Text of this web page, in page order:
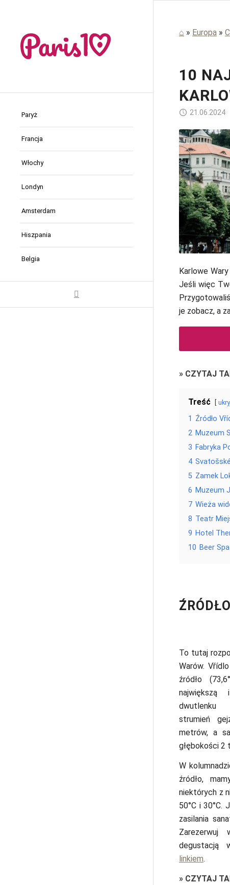
Paryż
Francja
Włochy
Londyn
Amsterdam
Hiszpania
Belgia
⌂ » Europa »
10
21.06.2024
Karlowe
Jeśli więc
je zobacz, a
» CZYTAJ
Treść
1 Źródło
2 Muzeum
3 Fabryka
4
5 Zamek
6 Muzeum
7 Wieża
8 Teatr
9 Hotel
10 Beer
To tutaj
Warów.
źródło
strumień
metrów, a
głębokości 2
W
źródło,
niektórych z
50°C i 30°C.
zasilania
degustacją
linkiem.
» CZYTAJ